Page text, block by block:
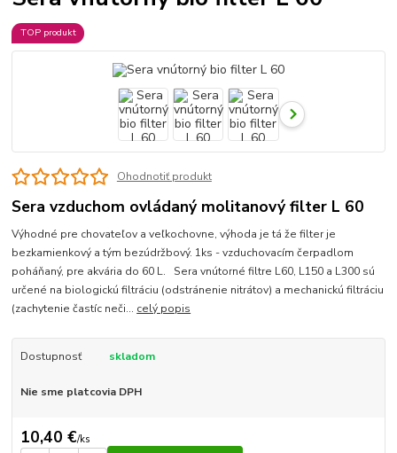
TOP produkt
Ohodnotiť produkt
Sera vzduchom ovládaný molitanový filter L 60
Výhodné pre chovateľov a veľkochovne, výhoda je tá že filter je
bezkamienkový a tým bezúdržbový. 1ks - vzduchovacím čerpadlom
poháňaný, pre akvária do 60 L. Sera vnútorné filtre L60, L150 a L300 sú
určené na biologickú filtráciu (odstránenie nitrátov) a mechanickú filtráciu
(zachytenie častíc neči... celý popis
Dostupnosť skladom
Nie sme platcovia DPH
10,40 €/ks